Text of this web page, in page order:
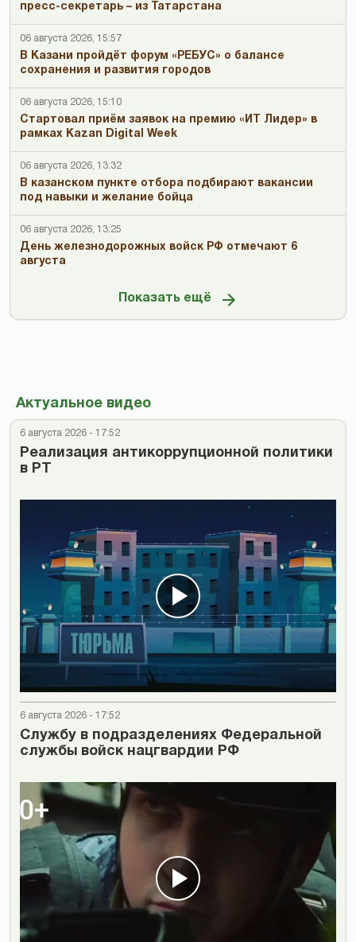
пресс-секретарь – из Татарстана
06 августа 2026, 15:57
В Казани пройдёт форум «РЕБУС» о балансе
сохранения и развития городов
06 августа 2026, 15:10
Стартовал приём заявок на премию «ИТ Лидер» в
рамках Kazan Digital Week
06 августа 2026, 13:32
В казанском пункте отбора подбирают вакансии
под навыки и желание бойца
06 августа 2026, 13:25
День железнодорожных войск РФ отмечают 6
августа
Показать ещё
Актуальное видео
6 августа 2026 - 17:52
Реализация антикоррупционной политики
в РТ
6 августа 2026 - 17:52
Cлужбу в подразделениях Федеральной
службы войск нацгвардии РФ